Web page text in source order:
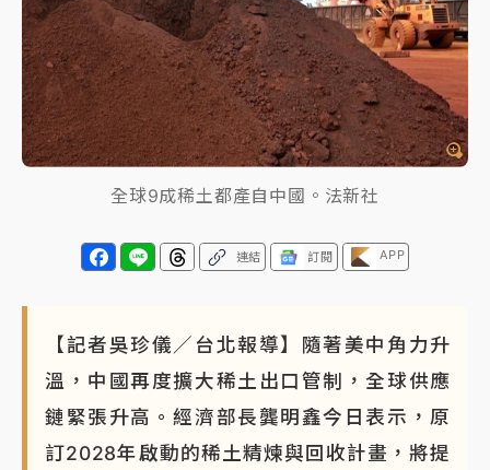
白海豚挾豪雨狂炸新北！時雨量破百毫米 水塔、雨棚
砸落毀車
全球9成稀土都產自中國。法新社
連結 訂閱 APP
【記者吳珍儀／台北報導】隨著美中角力升
溫，中國再度擴大稀土出口管制，全球供應
鏈緊張升高。經濟部長龔明鑫今日表示，原
訂2028年啟動的稀土精煉與回收計畫，將提